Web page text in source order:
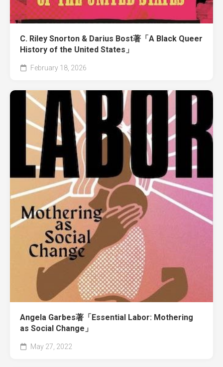
C. Riley Snorton & Darius Bost著「A Black Queer
History of the United States」
February 18, 2026
Angela Garbes著「Essential Labor: Mothering
as Social Change」
May 27, 2022